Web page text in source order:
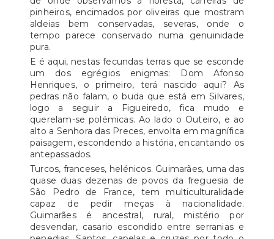
pinheiros, encimados por oliveiras que mostram
aldeias bem conservadas, severas, onde o
tempo parece conservado numa genuinidade
pura.
E é aqui, nestas fecundas terras que se esconde
um dos egrégios enigmas: Dom Afonso
Henriques, o primeiro, terá nascido aqui? As
pedras não falam, o buda que está em Silvares,
logo a seguir a Figueiredo, fica mudo e
querelam-se polémicas. Ao lado o Outeiro, e ao
alto a Senhora das Preces, envolta em magnífica
paisagem, escondendo a história, encantando os
antepassados.
Turcos, franceses, helénicos. Guimarães, uma das
quase duas dezenas de povos da freguesia de
São Pedro de France, tem multiculturalidade
capaz de pedir meças à nacionalidade.
Guimarães é ancestral, rural, mistério por
desvendar, casario escondido entre serranias e